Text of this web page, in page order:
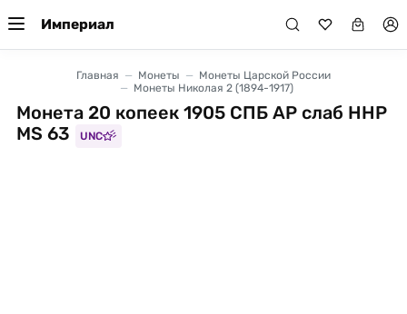
Империал
Главная Монеты
Монеты Царской России
Монеты Николая 2 (1894-1917)
Монета 20 копеек 1905 СПБ АР слаб ННР
MS 63
UNC